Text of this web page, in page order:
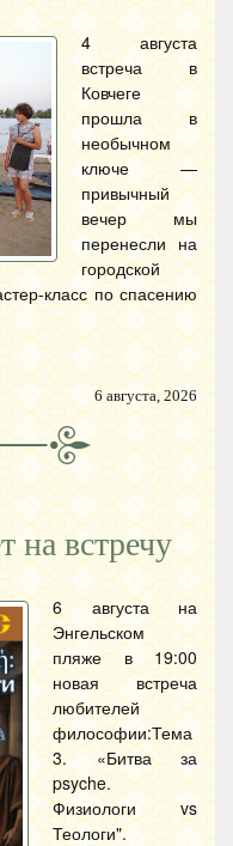
4 августа
встреча в
Ковчеге
прошла в
необычном
ключе —
привычный
вечер мы
перенесли на
городской
класс по спасению
6 августа, 2026
на встречу
6 августа на
Энгельском
пляже в 19:00
новая встреча
любителей
философии:Тема
3. «Битва за
psyche.
Физиологи vs
Теологи".